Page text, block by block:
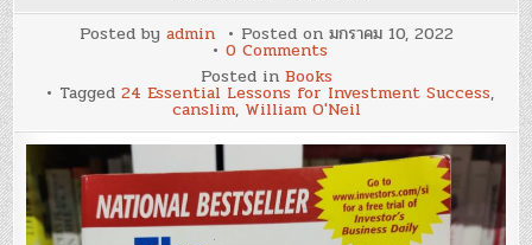
Posted by admin Posted on มกราคม 10, 2022
0 Commentson
เรียน
จาก
หุ้น
เทคฯ
ปี
2000’
:
โดย
William
O’Neil
Posted in Books
Tagged 24 Essential Lessons for Investment Success,
canslim, William O'Neil